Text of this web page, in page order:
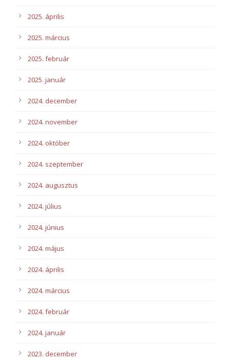
2025. április
2025. március
2025. február
2025. január
2024. december
2024. november
2024. október
2024. szeptember
2024. augusztus
2024. július
2024. június
2024. május
2024. április
2024. március
2024. február
2024. január
2023. december